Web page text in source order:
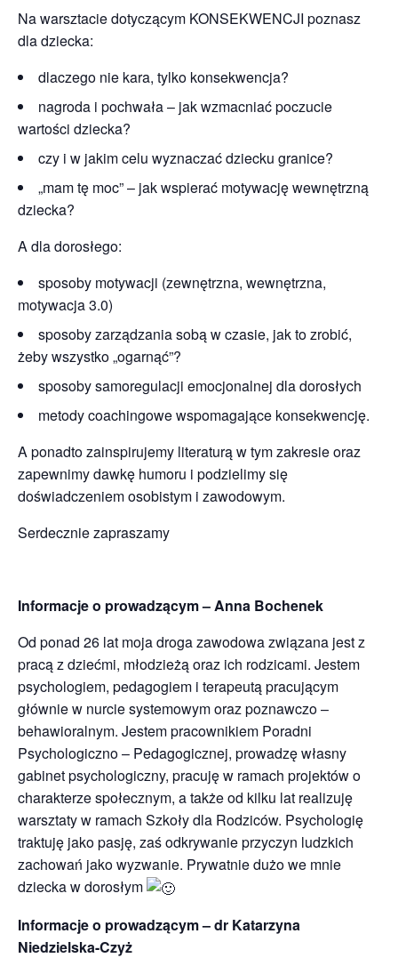
Na warsztacie dotyczącym KONSEKWENCJI poznasz
dla dziecka:
dlaczego nie kara, tylko konsekwencja?
nagroda i pochwała – jak wzmacniać poczucie
wartości dziecka?
czy i w jakim celu wyznaczać dziecku granice?
„mam tę moc” – jak wspierać motywację wewnętrzną
dziecka?
A dla dorosłego:
sposoby motywacji (zewnętrzna, wewnętrzna,
motywacja 3.0)
sposoby zarządzania sobą w czasie, jak to zrobić,
żeby wszystko „ogarnąć”?
sposoby samoregulacji emocjonalnej dla dorosłych
metody coachingowe wspomagające konsekwencję.
A ponadto zainspirujemy literaturą w tym zakresie oraz
zapewnimy dawkę humoru i podzielimy się
doświadczeniem osobistym i zawodowym.
Serdecznie zapraszamy
Informacje o prowadzącym – Anna Bochenek
Od ponad 26 lat moja droga zawodowa związana jest z
pracą z dziećmi, młodzieżą oraz ich rodzicami. Jestem
psychologiem, pedagogiem i terapeutą pracującym
głównie w nurcie systemowym oraz poznawczo –
behawioralnym. Jestem pracownikiem Poradni
Psychologiczno – Pedagogicznej, prowadzę własny
gabinet psychologiczny, pracuję w ramach projektów o
charakterze społecznym, a także od kilku lat realizuję
warsztaty w ramach Szkoły dla Rodziców. Psychologię
traktuję jako pasję, zaś odkrywanie przyczyn ludzkich
zachowań jako wyzwanie. Prywatnie dużo we mnie
dziecka w dorosłym
Informacje o prowadzącym – dr Katarzyna
Niedzielska-Czyż